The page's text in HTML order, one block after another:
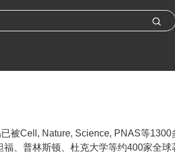
被Cell, Nature, Science, PNAS等
、普林斯顿、杜克大学等约400家全